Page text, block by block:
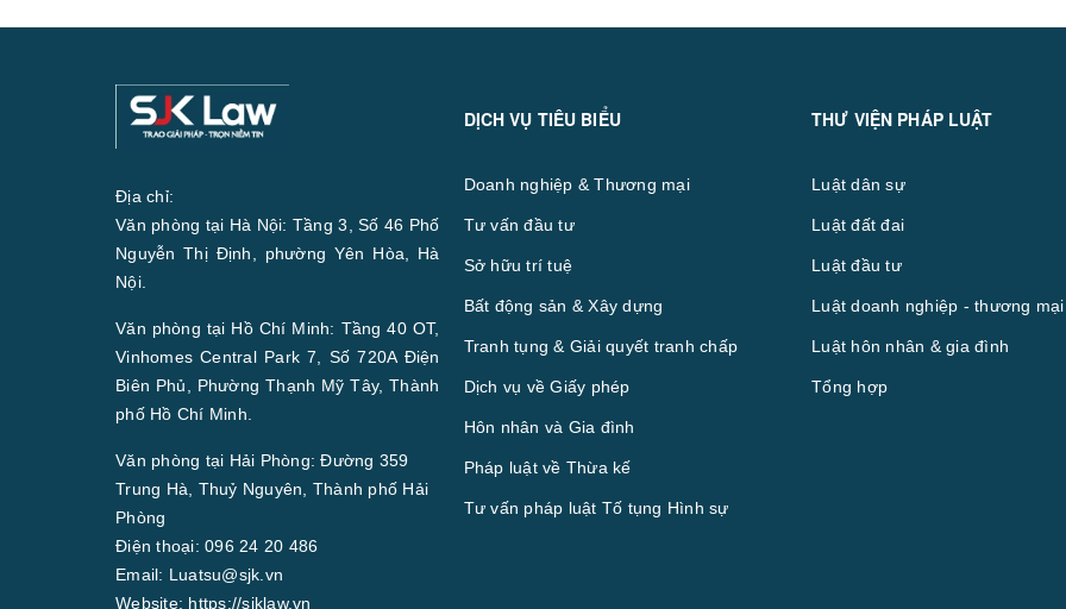
Địa chỉ:
Văn phòng tại Hà Nội: Tầng 3, Số 46 Phố
Nguyễn Thị Định, phường Yên Hòa, Hà
Nội.
Văn phòng tại Hồ Chí Minh: Tầng 40 OT,
Vinhomes Central Park 7, Số 720A Điện
Biên Phủ, Phường Thạnh Mỹ Tây, Thành
phố Hồ Chí Minh.
Văn phòng tại Hải Phòng: Đường 359
Trung Hà, Thuỷ Nguyên, Thành phố Hải
Phòng
Điện thoại: 096 24 20 486
Email: Luatsu@sjk.vn
Website: https://sjklaw.vn
DỊCH VỤ TIÊU BIỂU
Doanh nghiệp & Thương mại
Tư vấn đầu tư
Sở hữu trí tuệ
Bất động sản & Xây dựng
Tranh tụng & Giải quyết tranh chấp
Dịch vụ về Giấy phép
Hôn nhân và Gia đình
Pháp luật về Thừa kế
Tư vấn pháp luật Tố tụng Hình sự
THƯ VIỆN PHÁP LUẬT
Luật dân sự
Luật đất đai
Luật đầu tư
Luật doanh nghiệp - thương mại
Luật hôn nhân & gia đình
Tổng hợp